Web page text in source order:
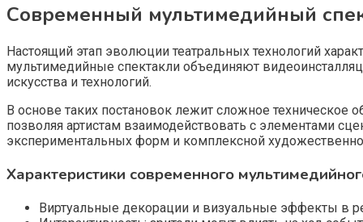
Современный мультимедийный
Настоящий этап эволюции театральных технологий
мультимедийные спектакли объединяют
искусства и технологий.
В основе таких постановок лежит сложное
позволяя артистам взаимодействовать с элементами
экспериментальных форм и комплексной
Характеристики современного
Виртуальные декорации и визуальные эффекты в